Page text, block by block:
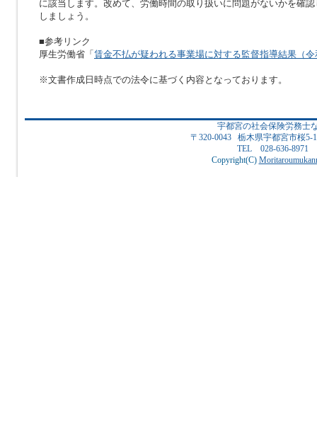
に該当します。改めて、労働時間の取り扱いに問題がないかを確
しましょう。
■参考リンク
厚生労働省「 賃金不払が疑われる事業場に対する監督指導結果（
※文書作成日時点での法令に基づく内容となっております。
宇都宮の社会保険労務士
〒320-0043 栃木県宇都宮市桜
TEL 028-636-8971
Copyright(C)